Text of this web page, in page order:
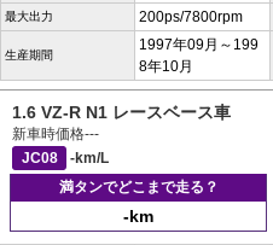
最大出力 200ps/7800rpm
生産期間
1997年09月～199
8年10月
1.6 VZ-R N1 レースベース車
新車時価格---
JC08
-km/L
満タンでどこまで走る？
-km